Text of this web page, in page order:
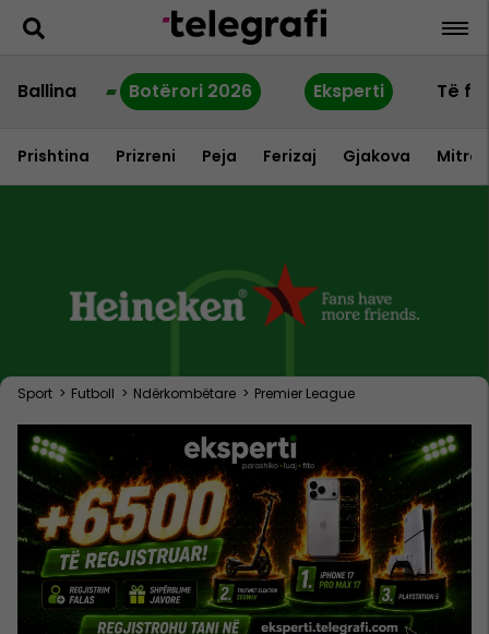
Ballina Botërori 2026 Eksperti Të
Prishtina Prizreni Peja Ferizaj Gjakova
Sport > Futboll > Ndërkombëtare > Premier League